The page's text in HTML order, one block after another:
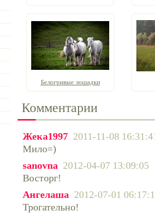
Белогривые лошадки
Комментарии
Жека1997 2011-11-08
Мило=)
sanovna 2012-04-07 13:09:05
Восторг!
Ангелаша 2012-07-01
Трогательно!